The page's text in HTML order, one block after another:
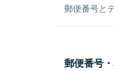
郵便番号と
郵便番号